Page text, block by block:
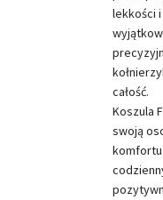
lekkości
całość.
Koszula
swoją